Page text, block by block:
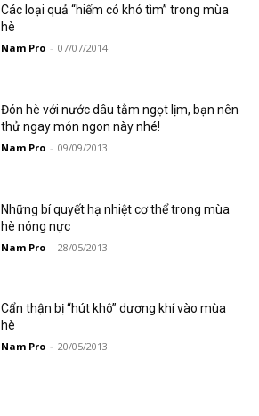
Các loại quả “hiếm có khó tìm” trong mùa
hè
Nam Pro - 07/07/2014
Đón hè với nước dâu tằm ngọt lịm, bạn nên
thử ngay món ngon này nhé!
Nam Pro - 09/09/2013
Những bí quyết hạ nhiệt cơ thể trong mùa
hè nóng nực
Nam Pro - 28/05/2013
Cẩn thận bị “hút khô” dương khí vào mùa
hè
Nam Pro - 20/05/2013